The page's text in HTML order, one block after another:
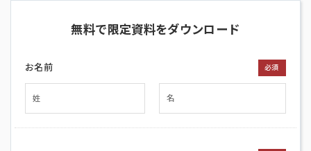
無料で限定資料をダウンロード
お名前 必須